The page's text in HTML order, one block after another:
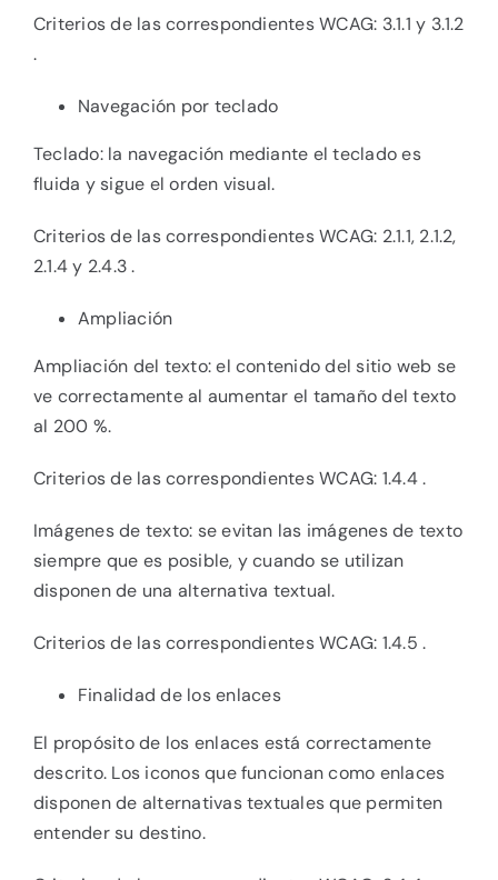
Criterios de las correspondientes WCAG: 3.1.1 y 3.1.2
.
Navegación por teclado
Teclado: la navegación mediante el teclado es
fluida y sigue el orden visual.
Criterios de las correspondientes WCAG: 2.1.1, 2.1.2,
2.1.4 y 2.4.3 .
Ampliación
Ampliación del texto: el contenido del sitio web se
ve correctamente al aumentar el tamaño del texto
al 200 %.
Criterios de las correspondientes WCAG: 1.4.4 .
Imágenes de texto: se evitan las imágenes de texto
siempre que es posible, y cuando se utilizan
disponen de una alternativa textual.
Criterios de las correspondientes WCAG: 1.4.5 .
Finalidad de los enlaces
El propósito de los enlaces está correctamente
descrito. Los iconos que funcionan como enlaces
disponen de alternativas textuales que permiten
entender su destino.